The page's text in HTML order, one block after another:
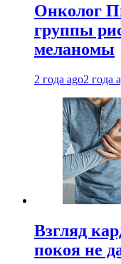
Онколог
группы
меланомы
2 года ago2 года
Взгляд
покоя не